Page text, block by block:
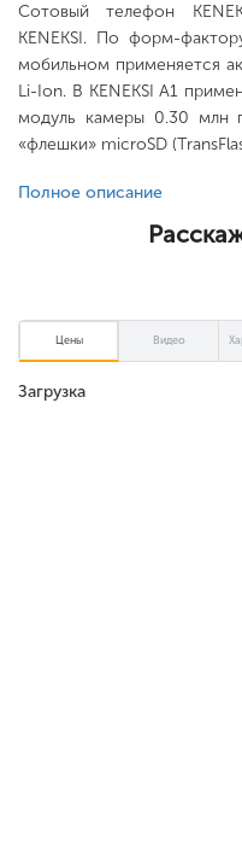
Сотовый телефон
KENEKSI. По форм-
мобильном применяется
Li-Ion. В KENEKSI A1
модуль камеры 0.30 млн
«флешки» microSD
Полное описание
Цены Видео
Загрузка